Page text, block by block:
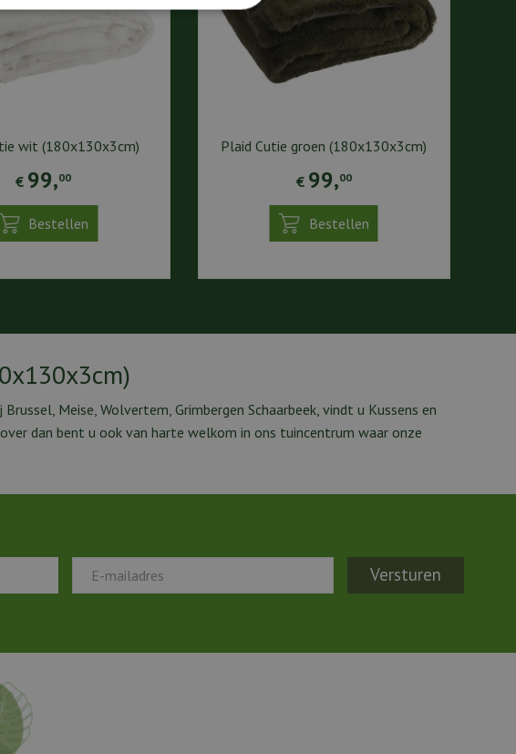
wit (180x130x3cm)
€ 99,00
Bestellen
Plaid Cutie groen (180x130x3cm)
€ 99,00
Bestellen
Meise, Wolvertem, Grimbergen Schaarbeek, vindt u Kussens en
dan bent u ook van harte welkom in ons tuincentrum waar onze